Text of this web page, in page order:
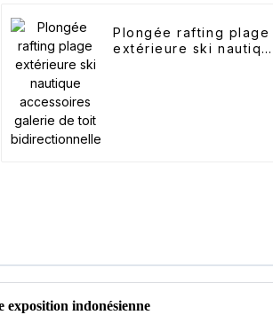
Plongée rafting plage
extérieure ski nautique
exposition indonésienne